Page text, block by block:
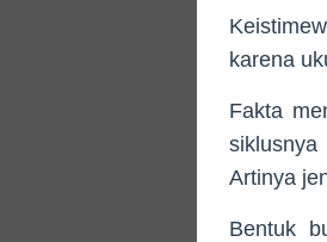
karena
Fakta
Artinya
Bentuk